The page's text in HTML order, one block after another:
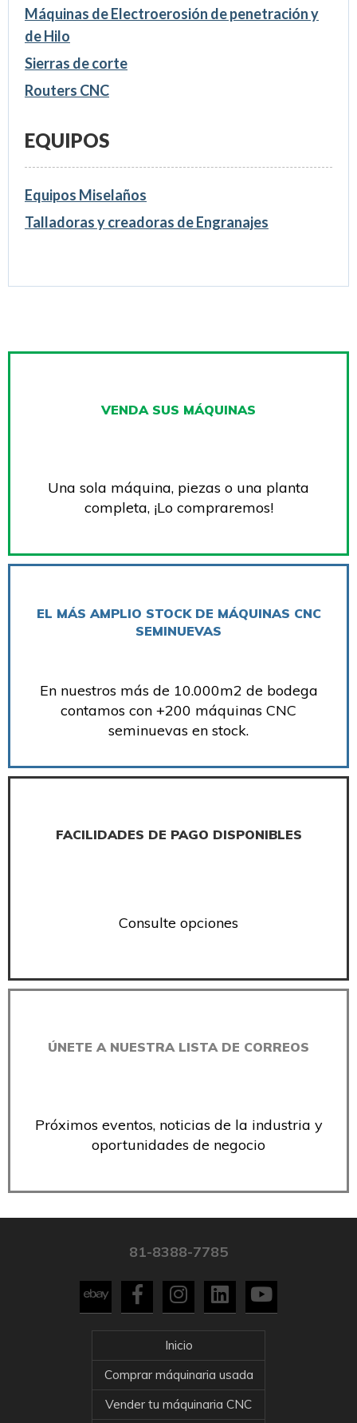
Máquinas de Electroerosión de penetración y
de Hilo
Sierras de corte
Routers CNC
EQUIPOS
Equipos Miselaños
Talladoras y creadoras de Engranajes
VENDA SUS MÁQUINAS
Una sola máquina, piezas o una planta
completa, ¡Lo compraremos!
EL MÁS AMPLIO STOCK DE MÁQUINAS CNC
SEMINUEVAS
En nuestros más de 10.000m2 de bodega
contamos con +200 máquinas CNC
seminuevas en stock.
FACILIDADES DE PAGO DISPONIBLES
Consulte opciones
ÚNETE A NUESTRA LISTA DE CORREOS
Próximos eventos, noticias de la industria y
oportunidades de negocio
81-8388-7785
Inicio
Comprar máquinaria usada
Vender tu máquinaria CNC